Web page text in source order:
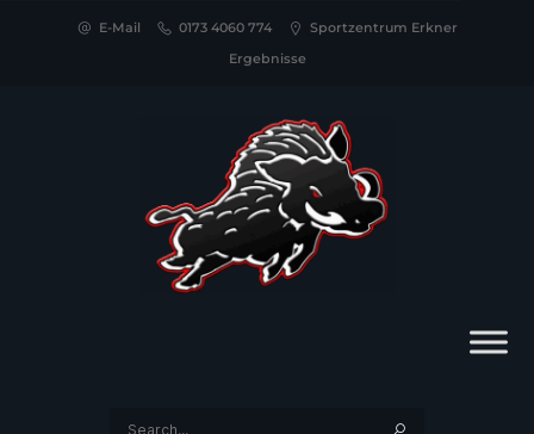
E-Mail 0173 4060 774
Sportzentrum Erkner
Ergebnisse